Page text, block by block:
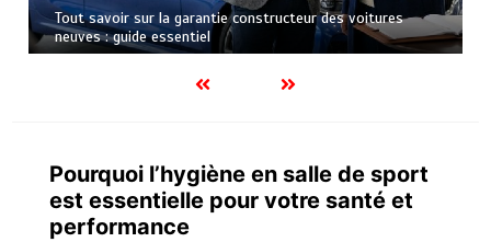
Le soutien de la cuisine moderne : optimiser la préparation
des grands repas traditionnels
Pourquoi l’hygiène en salle de sport
est essentielle pour votre santé et
performance